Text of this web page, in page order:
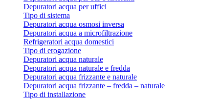
Depuratori acqua per uffici
Tipo di sistema
Depuratori acqua osmosi inversa
Depuratori acqua a microfiltrazione
Refrigeratori acqua domestici
Tipo di erogazione
Depuratori acqua naturale
Depuratori acqua naturale e fredda
Depuratori acqua frizzante e naturale
Depuratori acqua frizzante – fredda – naturale
Tipo di installazione